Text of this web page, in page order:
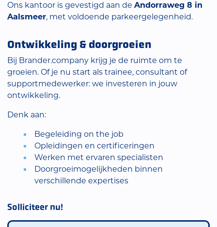
Ons kantoor is gevestigd aan de Andorraweg 8 in
Aalsmeer, met voldoende parkeergelegenheid.
Ontwikkeling & doorgroeien
Bij Brander.company krijg je de ruimte om te
groeien. Of je nu start als trainee, consultant of
supportmedewerker: we investeren in jouw
ontwikkeling.
Denk aan:
Begeleiding on the job
Opleidingen en certificeringen
Werken met ervaren specialisten
Doorgroeimogelijkheden binnen
verschillende expertises
Solliciteer nu!